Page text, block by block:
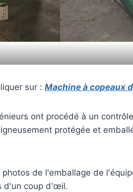
sur : Machine à copeaux
ont procédé à un
protégée et
de l'emballage de
d'un coup d'œil.